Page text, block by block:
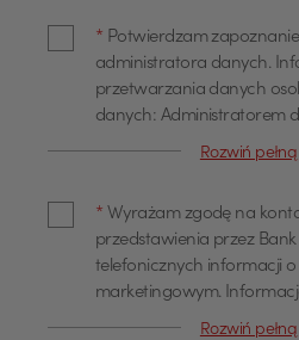
* Potwierdzam
administratora danych.
przetwarzania danych
danych: Administratorem
Kasa Opieki Spółka
skontaktować poprzez
info@pekao.com.pl,
222 222 lub pisemnie: Bank
Żubra 1, 01-066
danych osobowych
Rozwiń
* Wyrażam zgodę na
przedstawienia przez
telefonicznych informacji
marketingowym.
danych Podanie danych
Rozwiń